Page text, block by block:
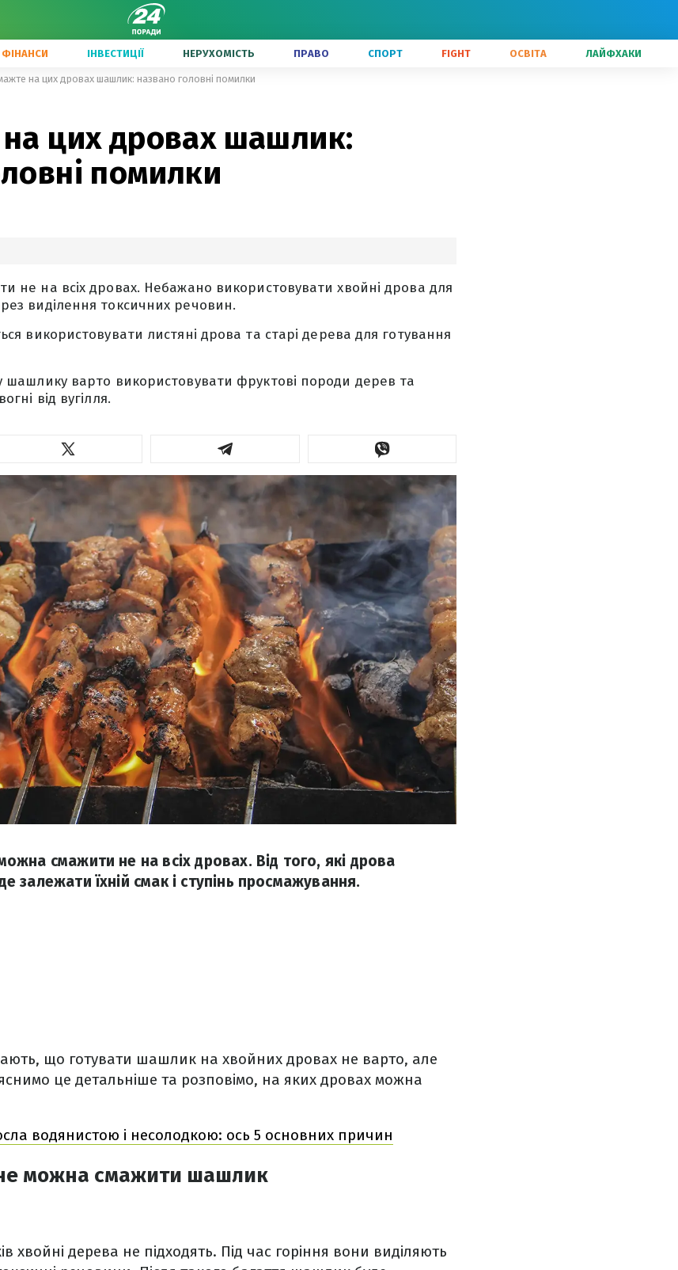
ФІНАНСИ ІНВЕСТИЦІЇ НЕРУХОМІСТЬ ПРАВО СПОРТ FIGHT ОСВІТА ЛАЙФХАКИ
на цих дровах шашлик: названо головні помилки
цих дровах шашлик:
помилки
не на всіх дровах. Небажано використовувати хвойні дрова для
виділення токсичних речовин.
використовувати листяні дрова та старі дерева для готування
варто використовувати фруктові породи дерев та
від вугілля.
смажити не на всіх дровах. Від того, які дрова
залежати їхній смак і ступінь просмажування.
що готувати шашлик на хвойних дровах не варто, але
це детальніше та розповімо, на яких дровах можна
водянистою і несолодкою: ось 5 основних причин
можна смажити шашлик
дерева не підходять. Під час горіння вони виділяють